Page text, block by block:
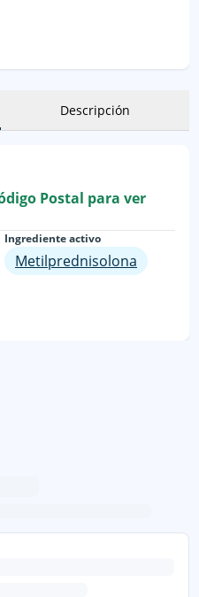
Descripción
Postal para ver
Ingrediente activo
Metilprednisolona